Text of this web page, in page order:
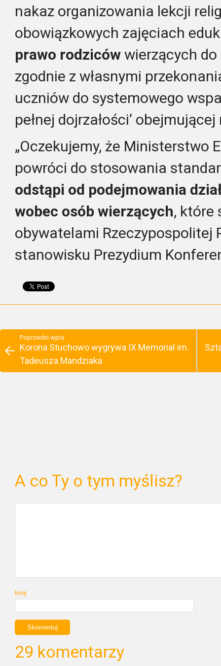
nakaz organizowania lekcji
obowiązkowych zajęciach
prawo rodziców wierzących
zgodnie z własnymi
uczniów do systemowego
pełnej dojrzałości’
„Oczekujemy, że Ministerstwo
powróci do stosowania
odstąpi od podejmowania
wobec osób wierzących, które
obywatelami Rzeczypospolitej
stanowisku Prezydium
Poprzedni wpis
Korona Stuchowo wygrywa IX Memoriał im.
Tadeusza Mandziaka
A co Ty o tym myślisz?
Imię
29 komentarzy